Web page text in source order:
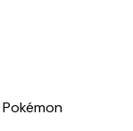
Pokémon